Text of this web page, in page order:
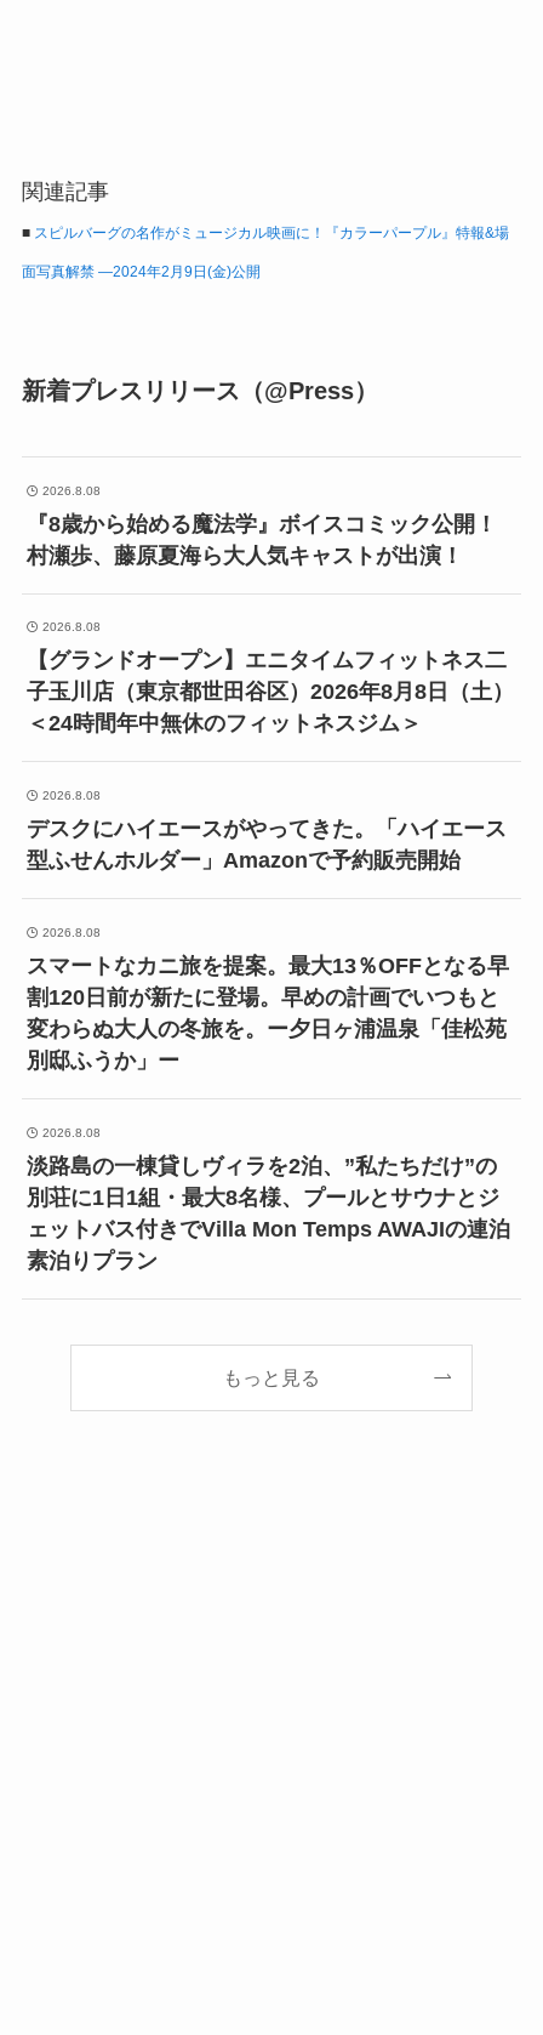
関連記事
■ スピルバーグの名作がミュージカル映画に！『カラーパープル』特報&場
面写真解禁 ―2024年2月9日(金)公開
新着プレスリリース（@Press）
2026.8.08
『8歳から始める魔法学』ボイスコミック公開！
村瀬歩、藤原夏海ら大人気キャストが出演！
2026.8.08
【グランドオープン】エニタイムフィットネス二
子玉川店（東京都世田谷区）2026年8月8日（土）
＜24時間年中無休のフィットネスジム＞
2026.8.08
デスクにハイエースがやってきた。「ハイエース
型ふせんホルダー」Amazonで予約販売開始
2026.8.08
スマートなカニ旅を提案。最大13％OFFとなる早
割120日前が新たに登場。早めの計画でいつもと
変わらぬ大人の冬旅を。ー夕日ヶ浦温泉「佳松苑
別邸ふうか」ー
2026.8.08
淡路島の一棟貸しヴィラを2泊、”私たちだけ”の
別荘に1日1組・最大8名様、プールとサウナとジ
ェットバス付きでVilla Mon Temps AWAJIの連泊
素泊りプラン
もっと見る